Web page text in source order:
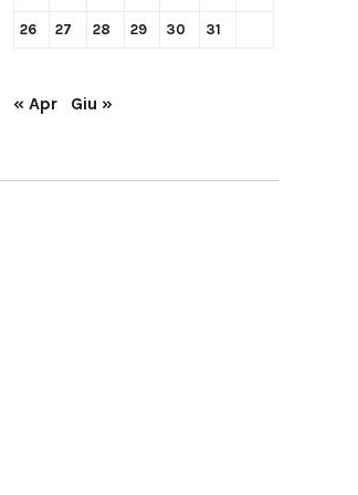
26 27 28 29 30 31
« Apr Giu »